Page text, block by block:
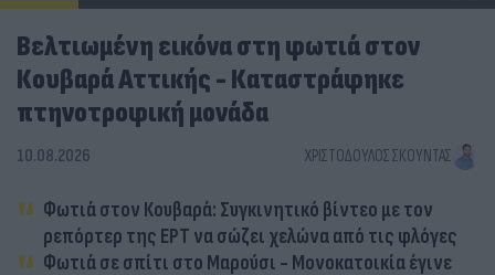
Βελτιωμένη εικόνα στη φωτιά στον
Κουβαρά Αττικής - Καταστράφηκε
πτηνοτροφική μονάδα
10.08.2026 ΧΡΙΣΤΌΔΟΥΛΟΣ ΣΚΟΎΝΤΑΣ
Φωτιά στον Κουβαρά: Συγκινητικό βίντεο με τον
ρεπόρτερ της ΕΡΤ να σώζει χελώνα από τις φλόγες
Φωτιά σε σπίτι στο Μαρούσι - Μονοκατοικία έγινε